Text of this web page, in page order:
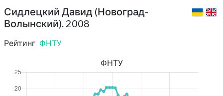
Сидлецкий Давид (Новоград-
Волынский). 2008
Рейтинг ФНТУ
ФНТУ